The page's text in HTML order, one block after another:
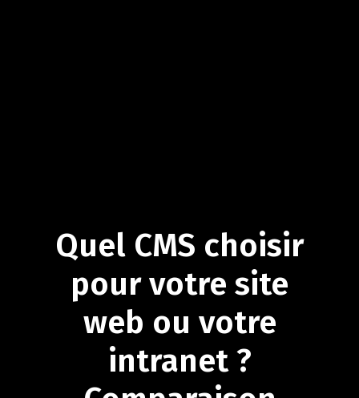
Quel CMS choisir
pour votre site
web ou votre
intranet ?